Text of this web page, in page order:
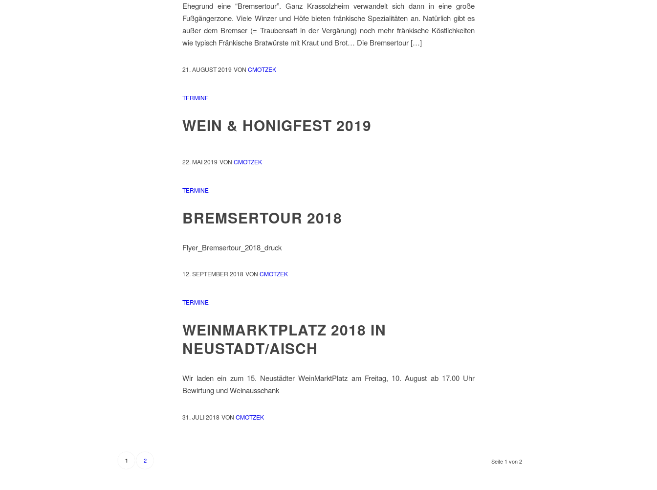
Ehegrund eine “Bremsertour”. Ganz Krassolzheim verwandelt sich dann in eine große
Fußgängerzone. Viele Winzer und Höfe bieten fränkische Spezialitäten an. Natürlich gibt es
außer dem Bremser (= Traubensaft in der Vergärung) noch mehr fränkische Köstlichkeiten
wie typisch Fränkische Bratwürste mit Kraut und Brot… Die Bremsertour […]
21. AUGUST 2019 VON CMOTZEK
TERMINE
WEIN & HONIGFEST 2019
22. MAI 2019 VON CMOTZEK
TERMINE
BREMSERTOUR 2018
Flyer_Bremsertour_2018_druck
12. SEPTEMBER 2018 VON CMOTZEK
TERMINE
WEINMARKTPLATZ 2018 IN
NEUSTADT/AISCH
Wir laden ein zum 15. Neustädter WeinMarktPlatz am Freitag, 10. August ab 17.00 Uhr
Bewirtung und Weinausschank
31. JULI 2018 VON CMOTZEK
Seite 1 von 2
1 2